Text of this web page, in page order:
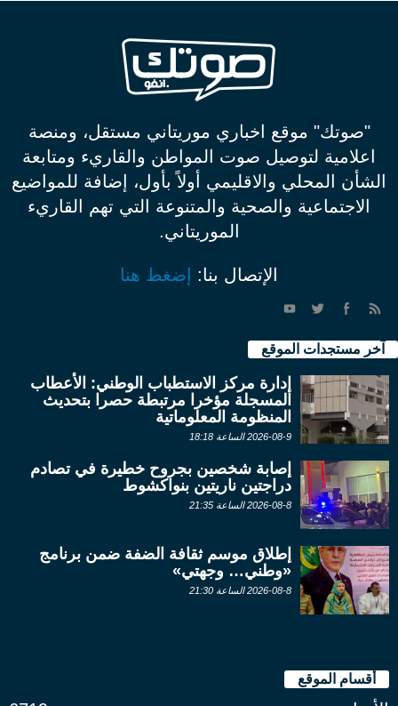
"صوتك" موقع اخباري موريتاني مستقل، ومنصة
اعلامية لتوصيل صوت المواطن والقاريء ومتابعة
الشأن المحلي والاقليمي أولاً بأول، إضافة للمواضيع
الاجتماعية والصحية والمتنوعة التي تهم القاريء
الموريتاني.
الإتصال بنا: إضغط هنا
آخر مستجدات الموقع
إدارة مركز الاستطباب الوطني: الأعطاب
المسجلة مؤخرا مرتبطة حصرا بتحديث
المنظومة المعلوماتية
2026-08-9 الساعة 18:18
إصابة شخصين بجروح خطيرة في تصادم
دراجتين ناريتين بنواكشوط
2026-08-8 الساعة 21:35
إطلاق موسم ثقافة الضفة ضمن برنامج
«وطني… وجهتي»
2026-08-8 الساعة 21:30
أقسام الموقع